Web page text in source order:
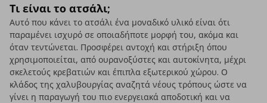
Τι είναι το ατσάλι;
Αυτό που κάνει το ατσάλι ένα μοναδικό υλικό είναι ότι
παραμένει ισχυρό σε οποιαδήποτε μορφή του, ακόμα και
όταν τεντώνεται. Προσφέρει αντοχή και στήριξη όπου
χρησιμοποιείται, από ουρανοξύστες και αυτοκίνητα, μέχρι
σκελετούς κρεβατιών και έπιπλα εξωτερικού χώρου. Ο
κλάδος της χαλυβουργίας αναζητά νέους τρόπους ώστε να
γίνει η παραγωγή του πιο ενεργειακά αποδοτική και να